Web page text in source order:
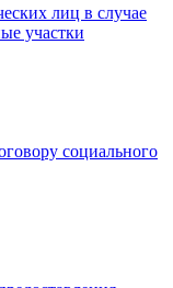
лиц в случае
участки
социального